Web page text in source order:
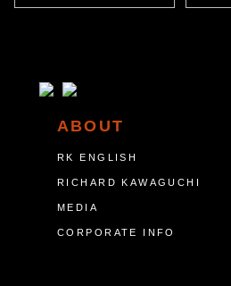
ABOUT
RK ENGLISH
RICHARD KAWAGUCHI
MEDIA
CORPORATE INFO